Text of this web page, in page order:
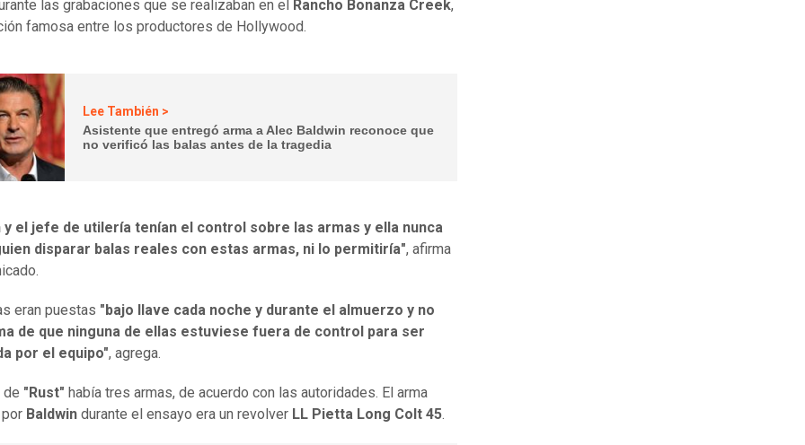
las grabaciones que se realizaban en el
Rancho Bonanza Creek,
famosa entre los productores de Hollywood.
Lee También >
Asistente que entregó arma a Alec Baldwin reconoce que
no verificó las balas antes de la tragedia
y el jefe de utilería tenían el control sobre las armas y ella nunca
disparar balas reales con estas armas, ni lo permitiría", afirma
eran puestas "bajo llave cada noche y durante el almuerzo y no
de que ninguna de ellas estuviese fuera de control para ser
por el equipo", agrega.
de "Rust" había tres armas, de acuerdo con las autoridades. El arma
Baldwin durante el ensayo era un revolver LL Pietta Long Colt 45.